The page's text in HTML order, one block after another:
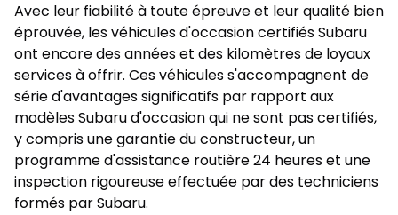
Avec leur fiabilité à toute épreuve et leur qualité bien
éprouvée, les véhicules d'occasion certifiés Subaru
ont encore des années et des kilomètres de loyaux
services à offrir. Ces véhicules s'accompagnent de
série d'avantages significatifs par rapport aux
modèles Subaru d'occasion qui ne sont pas certifiés,
y compris une garantie du constructeur, un
programme d'assistance routière 24 heures et une
inspection rigoureuse effectuée par des techniciens
formés par Subaru.